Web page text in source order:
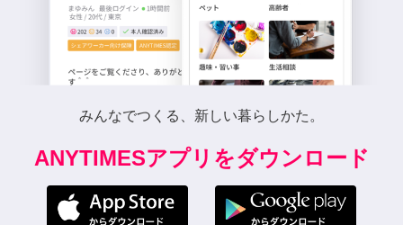
みんなでつくる、新しい暮らしかた。
ANYTIMESアプリをダウンロード